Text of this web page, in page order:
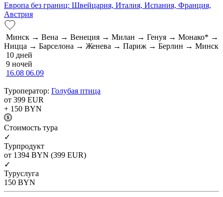
Европа без границ: Швейцария, Италия, Испания, Франция,
Австрия
Минск → Вена → Венеция → Милан → Генуя → Монако* →
Ницца → Барселона → Женева → Париж → Берлин → Минск
10 дней
9 ночей
16.08 06.09
Туроператор: Голубая птица
от 399 EUR
+ 150 BYN
Cтоимость тура
✓
Турпродукт
от 1394 BYN (399 EUR)
✓
Туруслуга
150 BYN